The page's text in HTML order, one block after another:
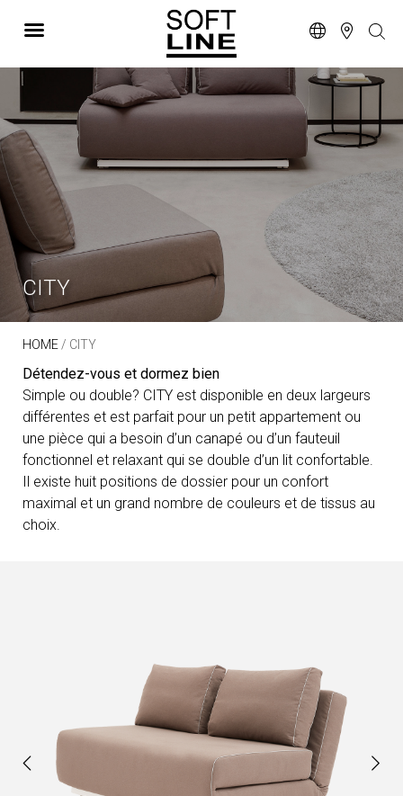
CITY
HOME/ CITY
Détendez-vous et dormez bien
Simple ou double? CITY est disponible en deux largeurs
différentes et est parfait pour un petit appartement ou
une pièce qui a besoin d’un canapé ou d’un fauteuil
fonctionnel et relaxant qui se double d’un lit confortable.
Il existe huit positions de dossier pour un confort
maximal et un grand nombre de couleurs et de tissus au
choix.